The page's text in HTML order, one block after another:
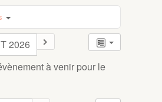
2026
à venir pour le